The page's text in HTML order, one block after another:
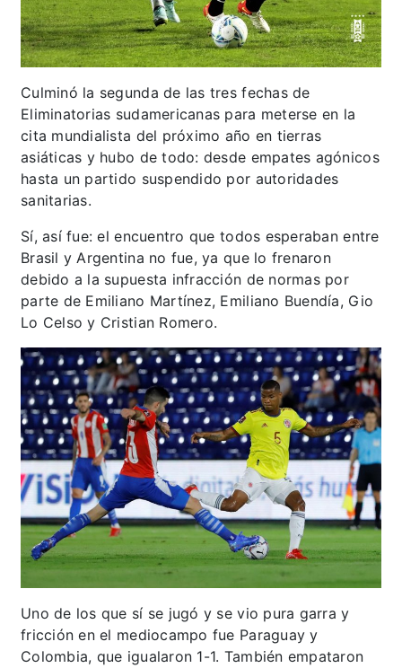
Culminó la segunda de las tres fechas de
Eliminatorias sudamericanas para meterse en la
cita mundialista del próximo año en tierras
asiáticas y hubo de todo: desde empates agónicos
hasta un partido suspendido por autoridades
sanitarias.
Sí, así fue: el encuentro que todos esperaban entre
Brasil y Argentina no fue, ya que lo frenaron
debido a la supuesta infracción de normas por
parte de Emiliano Martínez, Emiliano Buendía, Gio
Lo Celso y Cristian Romero.
Uno de los que sí se jugó y se vio pura garra y
fricción en el mediocampo fue Paraguay y
Colombia, que igualaron 1-1. También empataron